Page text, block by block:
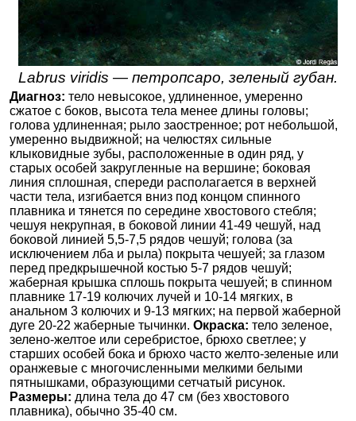
Labrus viridis — петропсаро, зеленый губан.
Диагноз: тело невысокое, удлиненное, умеренно
сжатое с боков, высота тела менее длины головы;
голова удлиненная; рыло заостренное; рот небольшой,
умеренно выдвижной; на челюстях сильные
клыковидные зубы, расположенные в один ряд, у
старых особей закругленные на вершине; боковая
линия сплошная, спереди располагается в верхней
части тела, изгибается вниз под концом спинного
плавника и тянется по середине хвостового стебля;
чешуя некрупная, в боковой линии 41-49 чешуй, над
боковой линией 5,5-7,5 рядов чешуй; голова (за
исключением лба и рыла) покрыта чешуей; за глазом
перед предкрышечной костью 5-7 рядов чешуй;
жаберная крышка сплошь покрыта чешуей; в спинном
плавнике 17-19 колючих лучей и 10-14 мягких, в
анальном 3 колючих и 9-13 мягких; на первой жаберной
дуге 20-22 жаберные тычинки. Окраска: тело зеленое,
зелено-желтое или серебристое, брюхо светлее; у
старших особей бока и брюхо часто желто-зеленые или
оранжевые с многочисленными мелкими белыми
пятнышками, образующими сетчатый рисунок.
Размеры: длина тела до 47 см (без хвостового
плавника), обычно 35-40 см.